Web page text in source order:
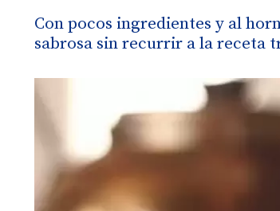
Con pocos ingredientes y al
sabrosa sin recurrir a la receta